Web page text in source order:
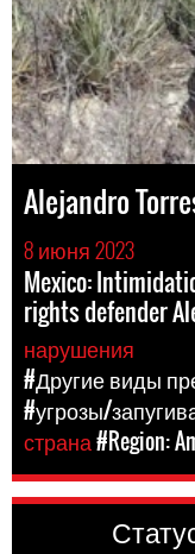
Alejandro
8 июня 2023
Mexico:
rights defender
нарушения
#Другие виды
#угрозы/
страна#Region: